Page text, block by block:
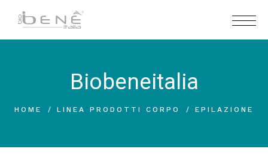
Biobeneitalia
HOME LINEA PRODOTTI CORPO EPILAZIONE